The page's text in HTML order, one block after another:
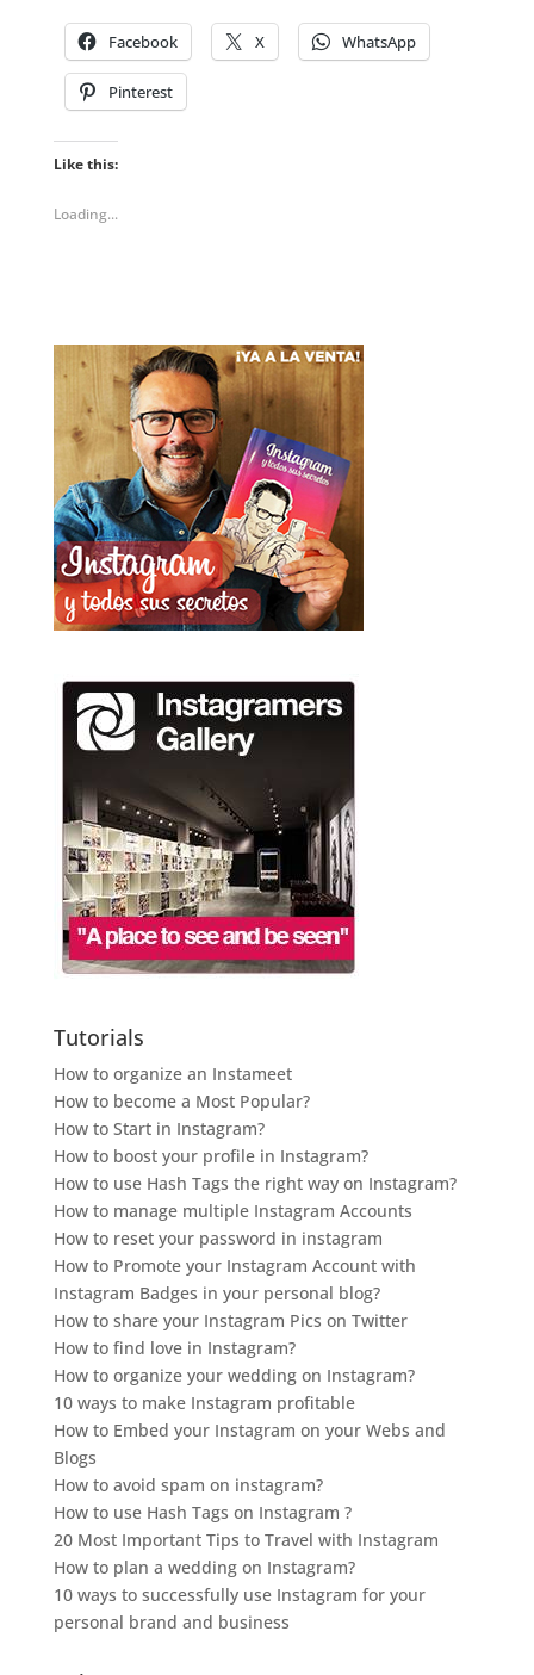
Facebook X WhatsApp
Pinterest
Like this:
Loading...
Tutorials
How to organize an Instameet
How to become a Most Popular?
How to Start in Instagram?
How to boost your profile in Instagram?
How to use Hash Tags the right way on Instagram?
How to manage multiple Instagram Accounts
How to reset your password in instagram
How to Promote your Instagram Account with
Instagram Badges in your personal blog?
How to share your Instagram Pics on Twitter
How to find love in Instagram?
How to organize your wedding on Instagram?
10 ways to make Instagram profitable
How to Embed your Instagram on your Webs and
Blogs
How to avoid spam on instagram?
How to use Hash Tags on Instagram ?
20 Most Important Tips to Travel with Instagram
How to plan a wedding on Instagram?
10 ways to successfully use Instagram for your
personal brand and business